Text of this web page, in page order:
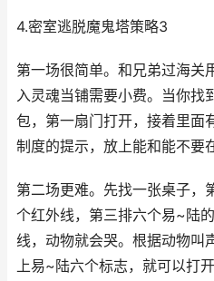
4.密室逃脱魔鬼塔策略3
第一场很简单。和兄弟过海关
入灵魂当铺需要小费。当你找
包，第一扇门打开，接着里面
制度的提示，放上能和能不要
第二场更难。先找一张桌子，
个红外线，第三排六个易~陆
线，动物就会哭。根据动物叫
上易~陆六个标志，就可以打